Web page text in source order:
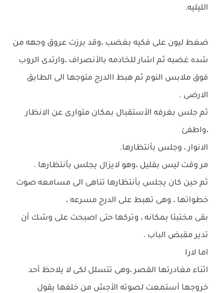
الليليه.
ضغط ليون على فكيه بغضب ،وقد برزت عروق وجهه من
شده غضبه ثم اشار للخادمه بالأنصراف ،وارتدى الروب
فوق ملابس النوم ثم هبط االدرج متوجها الى الطابق
الارضى .
ثم جلس بغرفه الأستقبال بمكان متوارى عن الانظار
،واطفئ
الانوار ، وجلس بأنتظارها.
مر وقت ليس بقليل ،وهو لايزال يجلس بأنتظارها .
ثم حين كان يجلس بأنتظارها تناهى الى مسامعه صوت
خطواتها ، وهى تهبط على الدرج مسرعه ،
بقى مختبئا بمكانه ، وتركها حتى اصبحت على وشك أن
تدير مقبض الباب .
اما لارا
اثناء مغادرتها القصر ،وهى تتسلل لكى لا يلاحظ أحد
خروجها أستمعت لصوته الأجش من خلفها يقول